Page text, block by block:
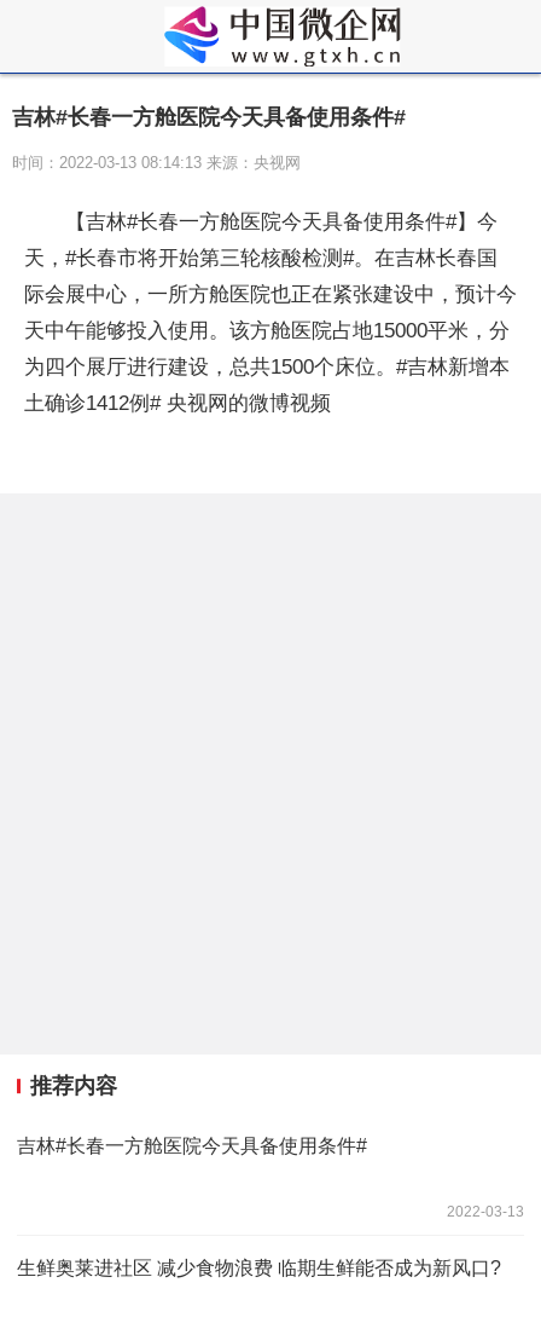
吉林#长春一方舱医院今天具备使用条件#
时间：2022-03-13 08:14:13 来源：央视网
【吉林#长春一方舱医院今天具备使用条件#】今
天，#长春市将开始第三轮核酸检测#。在吉林长春国
际会展中心，一所方舱医院也正在紧张建设中，预计今
天中午能够投入使用。该方舱医院占地15000平米，分
为四个展厅进行建设，总共1500个床位。#吉林新增本
土确诊1412例# 央视网的微博视频
推荐内容
吉林#长春一方舱医院今天具备使用条件#
2022-03-13
生鲜奥莱进社区 减少食物浪费 临期生鲜能否成为新风口?